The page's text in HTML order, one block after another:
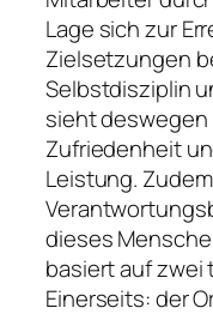
Lage sich zur
Zielsetzungen
Selbstdisziplin
sieht deswegen
Zufriedenheit
Leistung.
dieses
basiert auf zwei
Einerseits: der